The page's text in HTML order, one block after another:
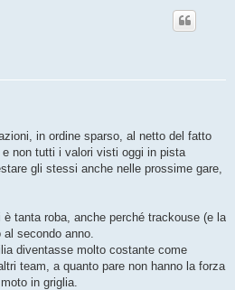
in ordine sparso, al netto del fatto
non tutti i valori visti oggi in pista
gli stessi anche nelle prossime gare,
tanta roba, anche perché trackouse (e la
secondo anno.
diventasse molto costante come
team, a quanto pare non hanno la forza
in griglia.